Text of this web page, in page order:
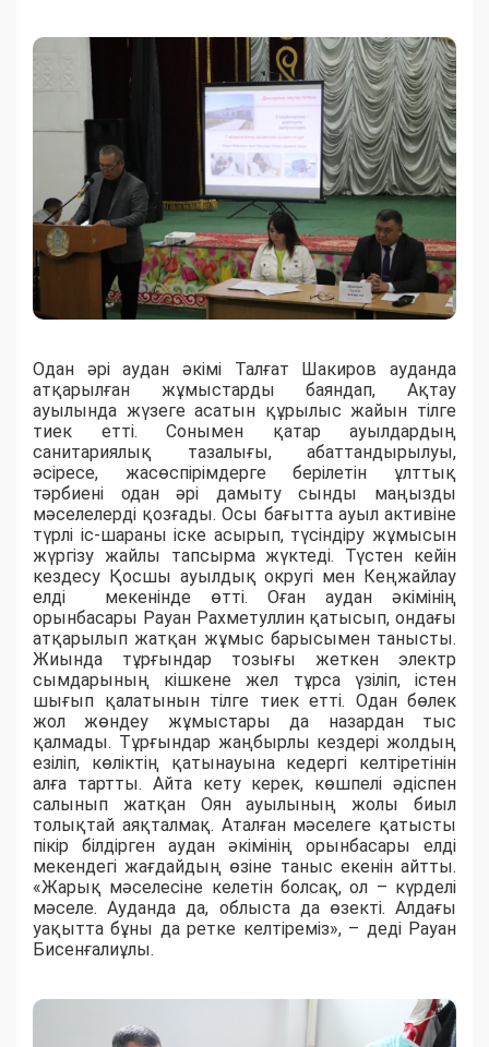
Одан әрі аудан әкімі Талғат Шакиров ауданда
атқарылған жұмыстарды баяндап, Ақтау
ауылында жүзеге асатын құрылыс жайын тілге
тиек етті. Сонымен қатар ауылдардың
санитариялық тазалығы, абаттандырылуы,
әсіресе, жасөспірімдерге берілетін ұлттық
тәрбиені одан әрі дамыту сынды маңызды
мәселелерді қозғады. Осы бағытта ауыл активіне
түрлі іс-шараны іске асырып, түсіндіру жұмысын
жүргізу жайлы тапсырма жүктеді. Түстен кейін
кездесу Қосшы ауылдық округі мен Кеңжайлау
елді мекенінде өтті. Оған аудан әкімінің
орынбасары Рауан Рахметуллин қатысып, ондағы
атқарылып жатқан жұмыс барысымен танысты.
Жиында тұрғындар тозығы жеткен электр
сымдарының кішкене жел тұрса үзіліп, істен
шығып қалатынын тілге тиек етті. Одан бөлек
жол жөндеу жұмыстары да назардан тыс
қалмады. Тұрғындар жаңбырлы кездері жолдың
езіліп, көліктің қатынауына кедергі келтіретінін
алға тартты. Айта кету керек, көшпелі әдіспен
салынып жатқан Оян ауылының жолы биыл
толықтай аяқталмақ. Аталған мәселеге қатысты
пікір білдірген аудан әкімінің орынбасары елді
мекендегі жағдайдың өзіне таныс екенін айтты.
«Жарық мәселесіне келетін болсақ, ол – күрделі
мәселе. Ауданда да, облыста да өзекті. Алдағы
уақытта бұны да ретке келтіреміз», – деді Рауан
Бисенғалиұлы.